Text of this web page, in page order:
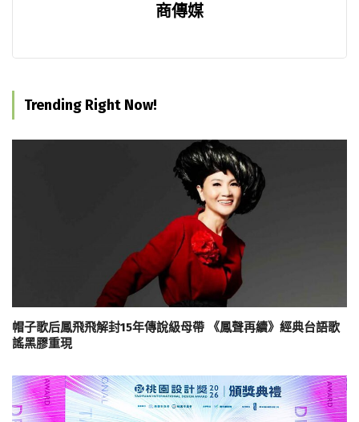
商傳媒
Trending Right Now!
帽子歌后鳳飛飛解封15年傳說級母帶 《鳳聲再續》經典台語歌
謠黑膠重現